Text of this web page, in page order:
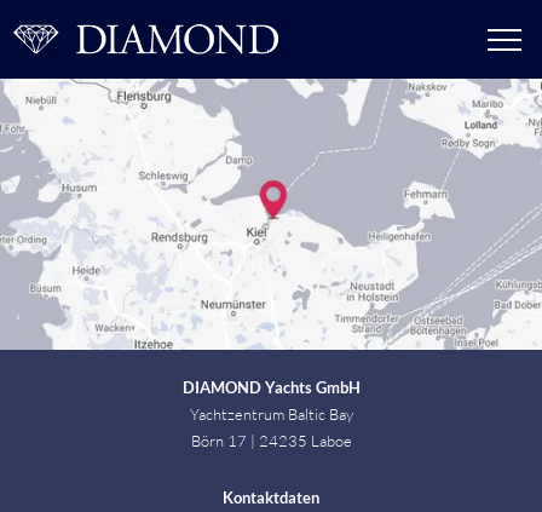
DIAMOND Yachts GmbH
Yachtzentrum Baltic Bay
Börn 17 | 24235 Laboe
Kontaktdaten